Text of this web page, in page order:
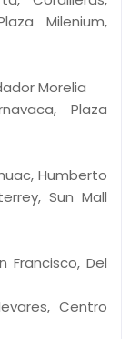
Milenium,
Morelia
Plaza
Humberto
Sun Mall
Francisco, Del
Centro